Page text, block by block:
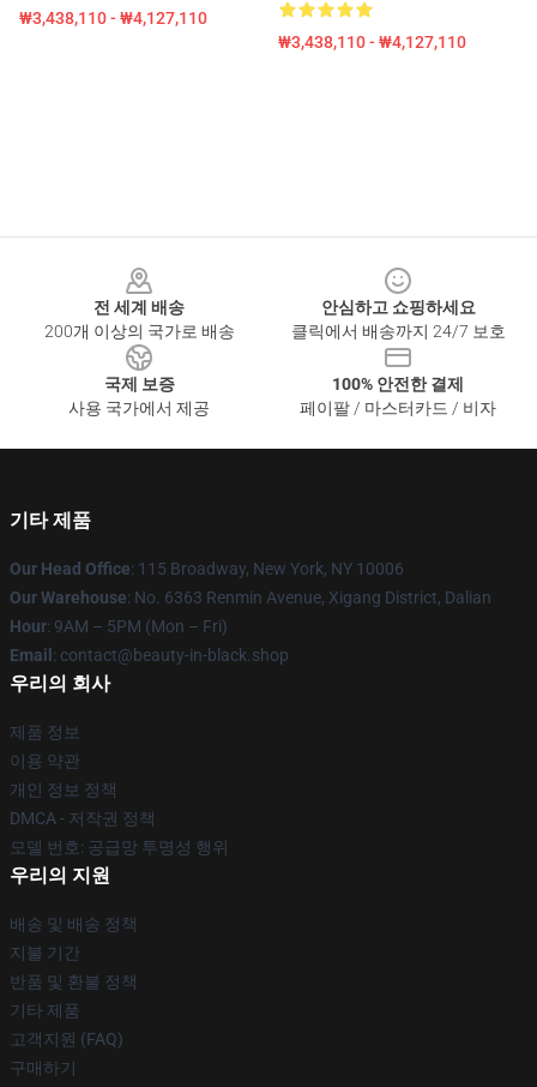
₩3,438,110 - ₩4,127,110
₩3,438,110 - ₩4,127,110
전 세계 배송
200개 이상의 국가로 배송
안심하고 쇼핑하세요
클릭에서 배송까지 24/7 보호
국제 보증
사용 국가에서 제공
100% 안전한 결제
페이팔 / 마스터카드 / 비자
기타 제품
Our Head Office: 115 Broadway, New York, NY 10006
Our Warehouse: No. 6363 Renmin Avenue, Xigang District, Dalian
Hour: 9AM – 5PM (Mon – Fri)
Email : contact@beauty-in-black.shop
우리의 회사
제품 정보
이용 약관
개인 정보 정책
DMCA - 저작권 정책
모델 번호: 공급망 투명성 행위
우리의 지원
배송 및 배송 정책
지불 기간
반품 및 환불 정책
기타 제품
고객지원 (FAQ)
구매하기